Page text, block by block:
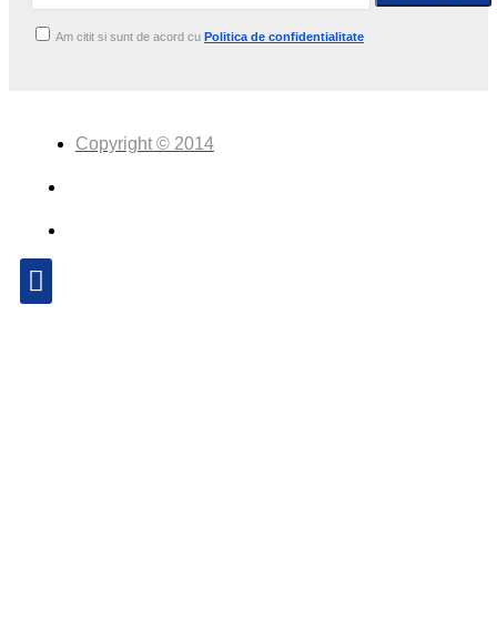
Am citit si sunt de acord cu Politica de confidentialitate
Copyright © 2014